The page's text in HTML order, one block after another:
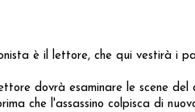
è il lettore, che qui vestirà i
dovrà esaminare le scene
che l'assassino colpisca di